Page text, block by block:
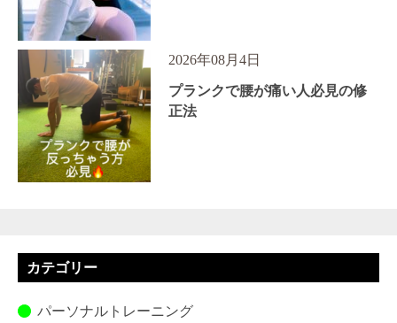
2026年08月4日
プランクで腰が痛い人必見の修
正法
カテゴリー
パーソナルトレーニング